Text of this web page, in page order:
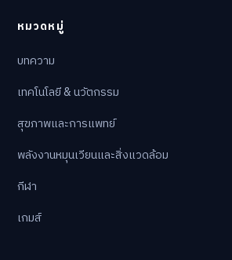
หมวดหมู่
บทความ
เทคโนโลยี & นวัตกรรม
สุขภาพและการแพทย์
พลังงานหมุนเวียนและสิ่งแวดล้อม
กีฬา
เกมส์